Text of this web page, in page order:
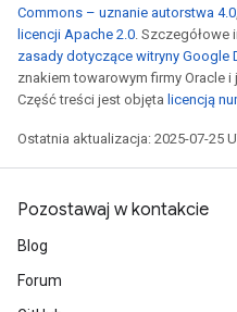
Commons – uznanie autorstwa 4.0
licencji Apache 2.0. Szczegółowe
zasady dotyczące witryny Google
znakiem towarowym firmy Oracle
Część treści jest objęta licencją
Ostatnia aktualizacja: 2025-07-25
Pozostawaj w kontakcie
Blog
Forum